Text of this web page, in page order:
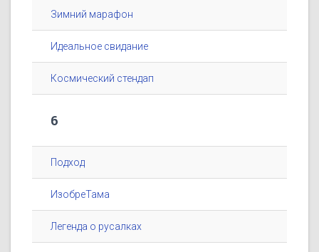
Зимний марафон
Идеальное свидание
Космический стендап
6
Подход
ИзобреТама
Легенда о русалках